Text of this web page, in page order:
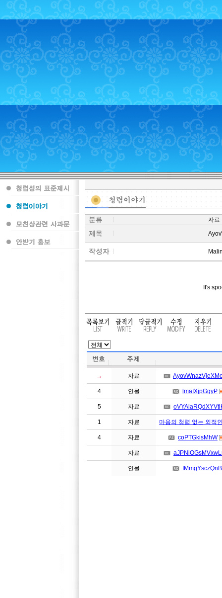
자료
It's
→ 자료
4 인물 lmaIXjpGgyP
5 자료
1 자료 마음의 청렴 없는 외적
4 자료 coPTGkisMhW
자료
인물